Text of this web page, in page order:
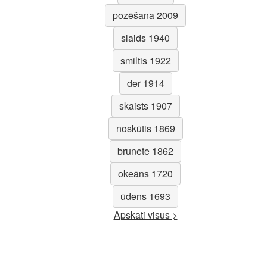
pozēšana 2009
slaids 1940
smiltis 1922
der 1914
skaists 1907
noskūtis 1869
brunete 1862
okeāns 1720
ūdens 1693
Apskati visus >